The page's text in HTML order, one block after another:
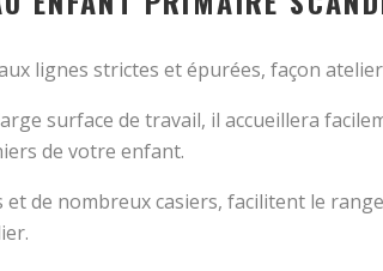
lignes strictes et épurées, façon atelier
surface de travail, il accueillera
de votre enfant.
et de nombreux casiers, facilitent le